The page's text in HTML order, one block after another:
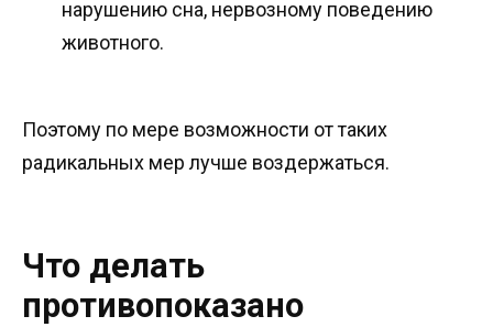
нарушению сна, нервозному поведению
животного.
Поэтому по мере возможности от таких
радикальных мер лучше воздержаться.
Что делать
противопоказано